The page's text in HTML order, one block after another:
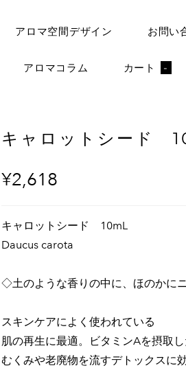
アロマ空間デザイン お問い
アロマコラム カート -
キャロットシード
¥2,618
キャロットシード 10mL
Daucus carota
◇土のような香りの中に、ほのかに
スキンケアによく使われている
肌の再生に最適。ビタミンAを摂取
むくみや老廃物を流すデトックスに効